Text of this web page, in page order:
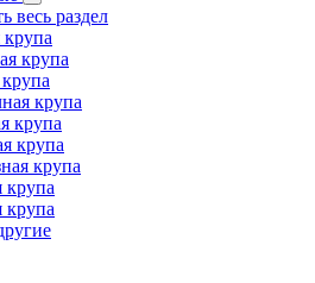
весь раздел
крупа
крупа
крупа
крупа
крупа
крупа
крупа
крупа